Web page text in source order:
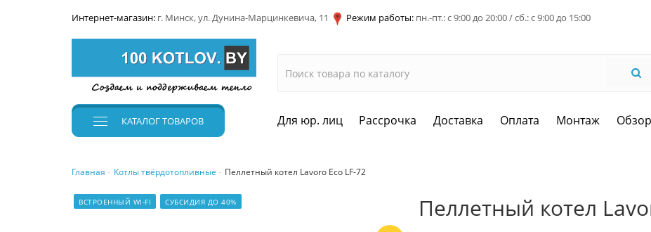
Интернет-магазин: г. Минск, ул. Дунина-Марцинкевича, 11 Режим работы: пн.-пт.: с 9:00 до 20:00 / сб.: с 9:00 до 15:00
КАТАЛОГТОВАРОВ Для юр. лиц Рассрочка Доставка Оплата Монтаж
Главная Котлы твёрдотопливные Пеллетный котел Lavoro Eco LF-72
ВСТРОЕННЫЙ WI-FI СУБСИДИЯ ДО 40% Пеллетный котел